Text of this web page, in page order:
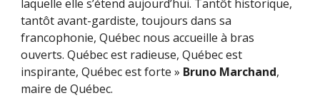
laquelle elle s’étend aujourd’hui. Tantôt historique,
tantôt avant-gardiste, toujours dans sa
francophonie, Québec nous accueille à bras
ouverts. Québec est radieuse, Québec est
inspirante, Québec est forte » Bruno Marchand,
maire de Québec.